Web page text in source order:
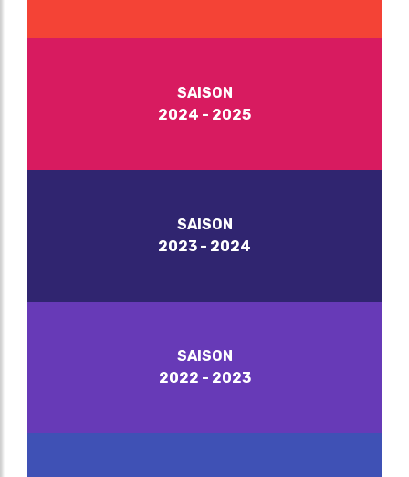
SAISON
2024 - 2025
SAISON
2023 - 2024
SAISON
2022 - 2023